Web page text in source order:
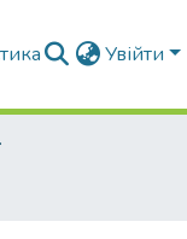
Увійти